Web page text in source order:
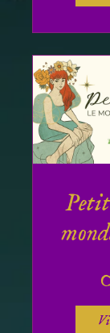
Petit